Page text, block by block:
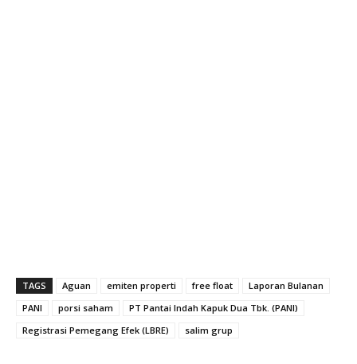
TAGS Aguan emiten properti free float
Laporan Bulanan
PANI
porsi saham
PT Pantai Indah Kapuk Dua Tbk. (PANI)
Registrasi Pemegang Efek (LBRE)
salim grup